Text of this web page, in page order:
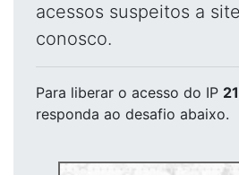
acessos suspeitos a
conosco.
Para liberar o acesso do IP
responda ao desafio abaixo.